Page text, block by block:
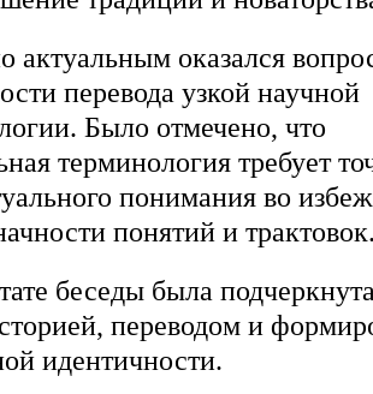
актуальным оказался
перевода узкой научной
Было отмечено, что
терминология требует
понимания во
понятий и
беседы была
переводом и
идентичности.